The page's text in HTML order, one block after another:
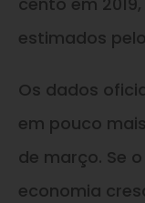
estimados
Os dados
em pouco
de março. Se
economia